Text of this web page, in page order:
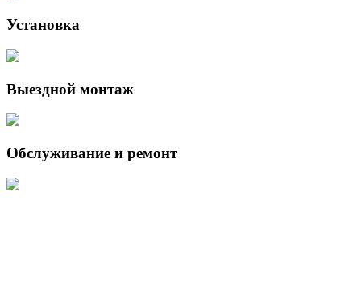
Установка
Выездной монтаж
Обслуживание и ремонт